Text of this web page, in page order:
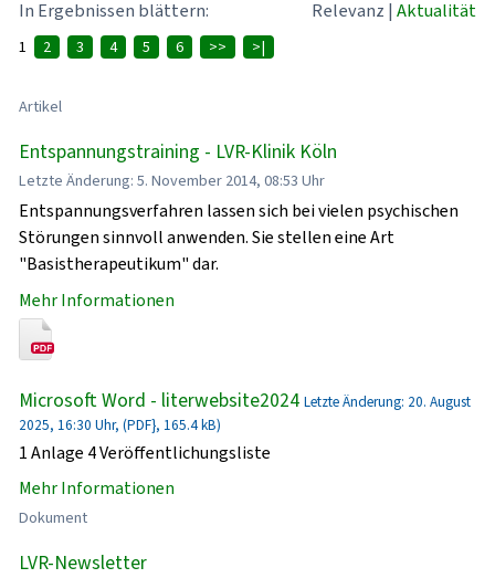
In Ergebnissen blättern:
Relevanz | Aktualität
1 2 3 4 5 6 >> >|
Artikel
Entspannungstraining - LVR-Klinik Köln
Letzte Änderung: 5. November 2014, 08:53 Uhr
Entspannungsverfahren lassen sich bei vielen psychischen
Störungen sinnvoll anwenden. Sie stellen eine Art
"Basistherapeutikum" dar.
Mehr Informationen
Microsoft Word - literwebsite2024 Letzte Änderung: 20. August
2025, 16:30 Uhr, (PDF}, 165.4 kB)
1 Anlage 4 Veröffentlichungsliste
Mehr Informationen
Dokument
LVR-Newsletter